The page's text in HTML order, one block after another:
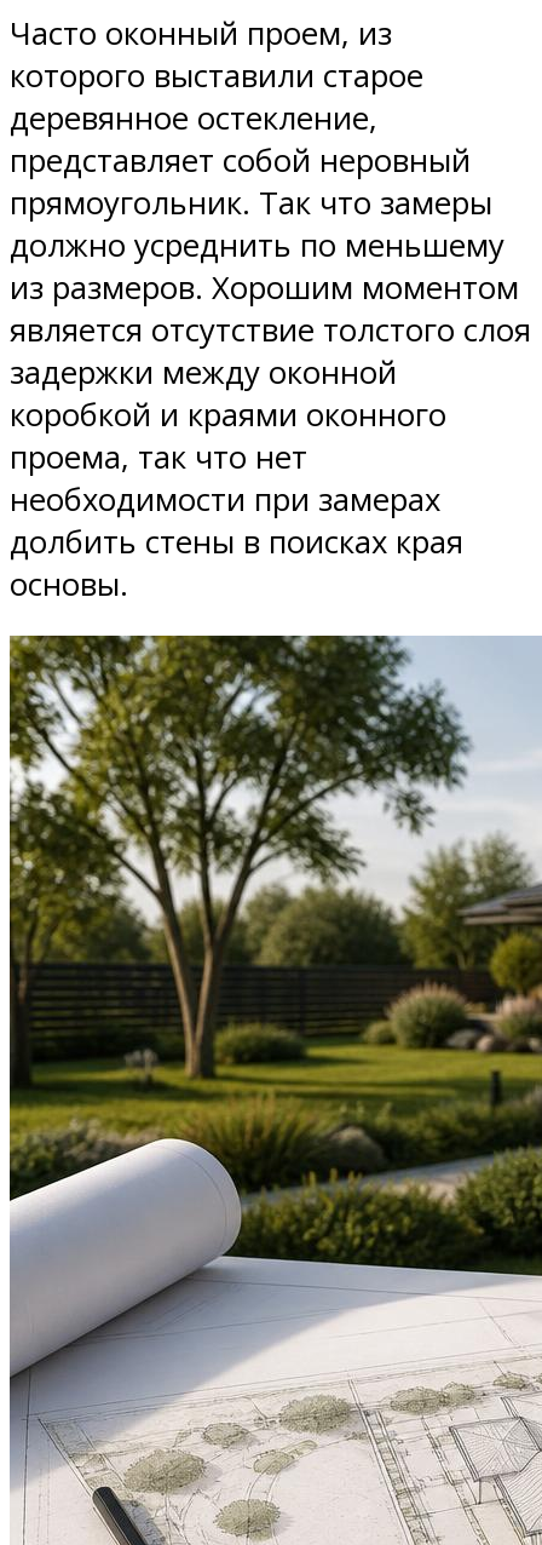
Часто оконный проем, из
которого выставили старое
деревянное остекление,
представляет собой неровный
прямоугольник. Так что замеры
должно усреднить по меньшему
из размеров. Хорошим моментом
является отсутствие толстого слоя
задержки между оконной
коробкой и краями оконного
проема, так что нет
необходимости при замерах
долбить стены в поисках края
основы.